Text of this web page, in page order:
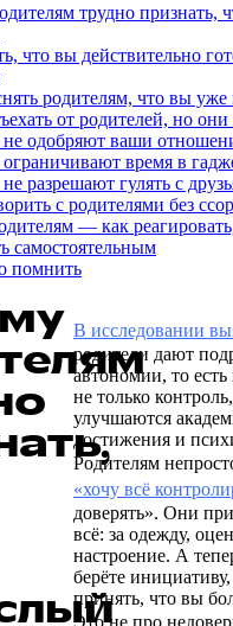
трудно признать,
что вы действительно
родителям, что вы уже
от родителей, но
не одобряют ваши
время в
разрешают гулять с
с родителями без ссор
— как
самостоятельным
помнить
В исследовании
родители дают
автономии, то
не только
улучшаются
достижения и
Родителям
«хочу всё
доверять». Они
всё: за одежду,
настроение. А
берёте
принять, что вы
Это не про